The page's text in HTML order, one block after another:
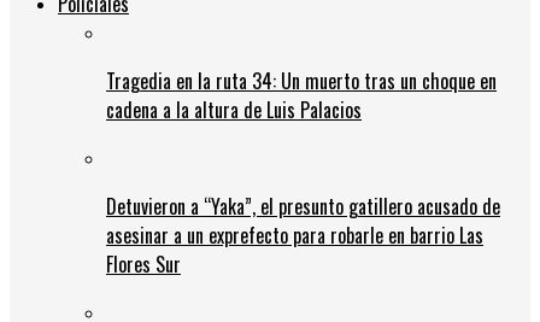
Tragedia en la ruta 34: Un muerto tras un choque en
cadena a la altura de Luis Palacios
Detuvieron a “Yaka”, el presunto gatillero acusado de
asesinar a un exprefecto para robarle en barrio Las
Flores Sur